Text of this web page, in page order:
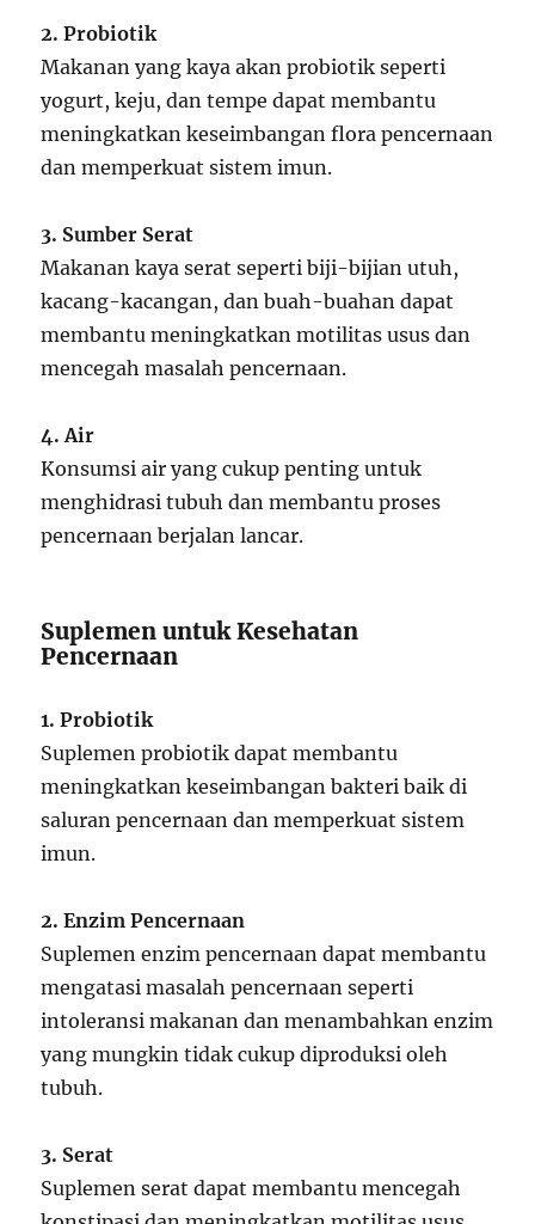
2. Probiotik
Makanan yang kaya akan probiotik seperti
yogurt, keju, dan tempe dapat membantu
meningkatkan keseimbangan flora pencernaan
dan memperkuat sistem imun.
3. Sumber Serat
Makanan kaya serat seperti biji-bijian utuh,
kacang-kacangan, dan buah-buahan dapat
membantu meningkatkan motilitas usus dan
mencegah masalah pencernaan.
4. Air
Konsumsi air yang cukup penting untuk
menghidrasi tubuh dan membantu proses
pencernaan berjalan lancar.
Suplemen untuk Kesehatan
Pencernaan
1. Probiotik
Suplemen probiotik dapat membantu
meningkatkan keseimbangan bakteri baik di
saluran pencernaan dan memperkuat sistem
imun.
2. Enzim Pencernaan
Suplemen enzim pencernaan dapat membantu
mengatasi masalah pencernaan seperti
intoleransi makanan dan menambahkan enzim
yang mungkin tidak cukup diproduksi oleh
tubuh.
3. Serat
Suplemen serat dapat membantu mencegah